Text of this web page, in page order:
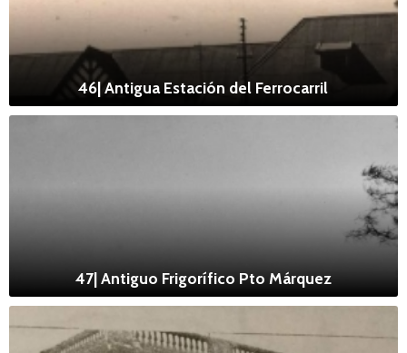
46| Antigua Estación del Ferrocarril
47| Antiguo Frigorífico Pto Márquez